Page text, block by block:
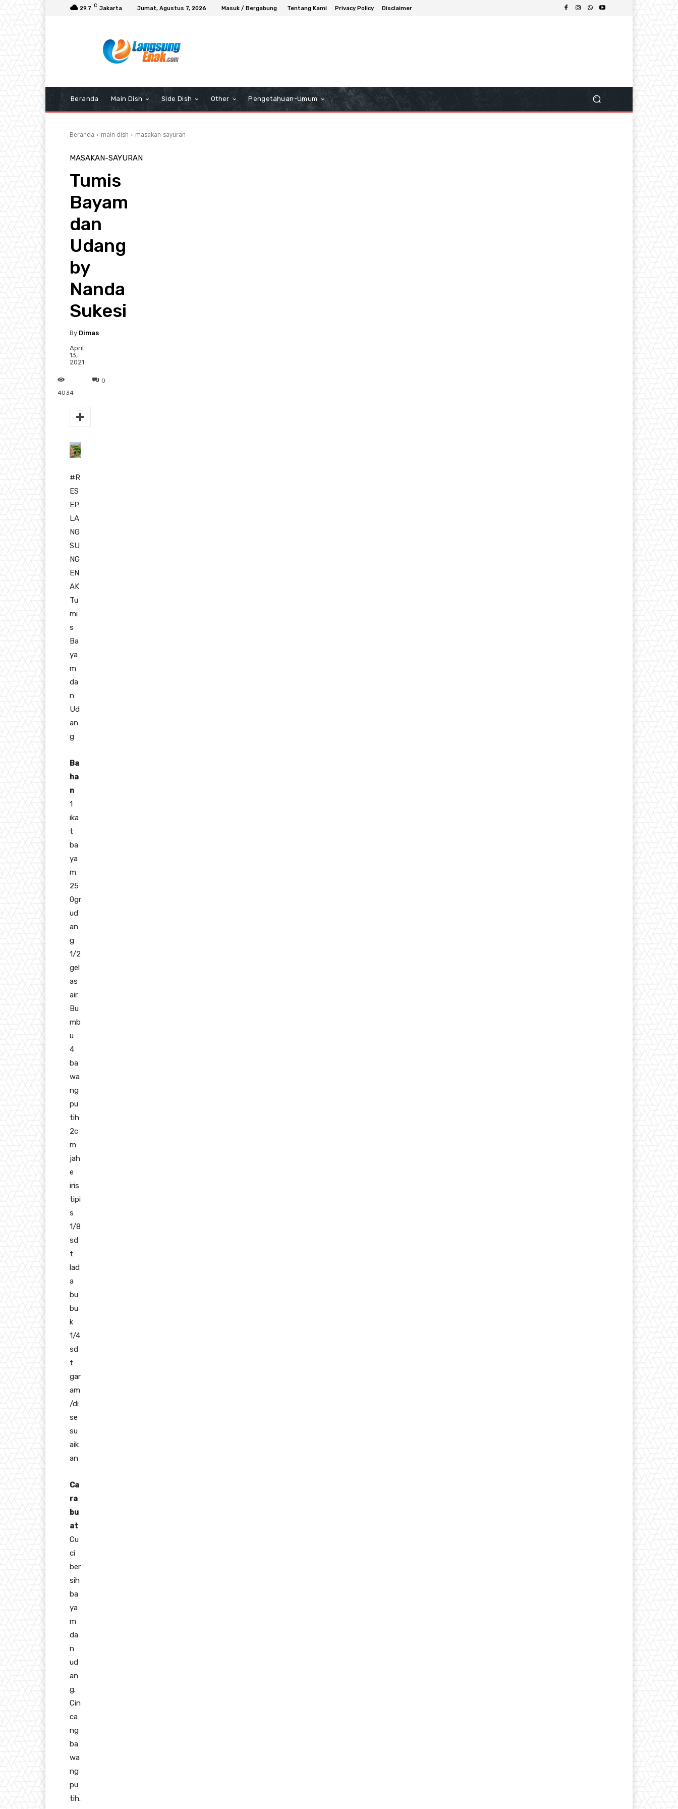
29.7 C Jakarta Jumat, Agustus 7, 2026 Masuk / Bergabung Tentang Kami Privacy Policy Disclaimer
Beranda Main Dish Side Dish Other Pengetahuan-Umum
Beranda main dish masakan-sayuran
MASAKAN-SAYURAN
Tumis
Bayam
dan
Udang
by
Nanda
Sukesi
By Dimas
April
13,
2021
0
4034
#R
ES
EP
LA
NG
SU
NG
EN
AK
Tu
mi
s
Ba
ya
m
da
n
Ud
an
g
Ba
ha
n
1
ika
t
ba
ya
m
25
0gr
ud
an
g
1/2
gel
as
air
Bu
mb
u
4
ba
wa
ng
pu
tih
2c
m
jah
e
iris
tipi
s
1/8
sd
t
lad
a
bu
bu
k
1/4
sd
t
gar
am
/di
se
su
aik
an
Ca
ra
bu
at
Cu
ci
ber
sih
ba
ya
m
da
n
ud
an
g.
Cin
ca
ng
ba
wa
ng
pu
tih.